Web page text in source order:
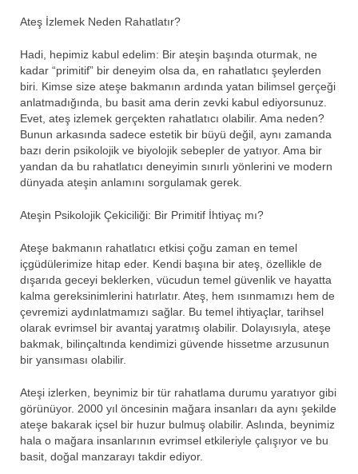
Ateş İzlemek Neden Rahatlatır?
Hadi, hepimiz kabul edelim: Bir ateşin başında oturmak, ne
kadar “primitif” bir deneyim olsa da, en rahatlatıcı şeylerden
biri. Kimse size ateşe bakmanın ardında yatan bilimsel gerçeği
anlatmadığında, bu basit ama derin zevki kabul ediyorsunuz.
Evet, ateş izlemek gerçekten rahatlatıcı olabilir. Ama neden?
Bunun arkasında sadece estetik bir büyü değil, aynı zamanda
bazı derin psikolojik ve biyolojik sebepler de yatıyor. Ama bir
yandan da bu rahatlatıcı deneyimin sınırlı yönlerini ve modern
dünyada ateşin anlamını sorgulamak gerek.
Ateşin Psikolojik Çekiciliği: Bir Primitif İhtiyaç mı?
Ateşe bakmanın rahatlatıcı etkisi çoğu zaman en temel
içgüdülerimize hitap eder. Kendi başına bir ateş, özellikle de
dışarıda geceyi beklerken, vücudun temel güvenlik ve hayatta
kalma gereksinimlerini hatırlatır. Ateş, hem ısınmamızı hem de
çevremizi aydınlatmamızı sağlar. Bu temel ihtiyaçlar, tarihsel
olarak evrimsel bir avantaj yaratmış olabilir. Dolayısıyla, ateşe
bakmak, bilinçaltında kendimizi güvende hissetme arzusunun
bir yansıması olabilir.
Ateşi izlerken, beynimiz bir tür rahatlama durumu yaratıyor gibi
görünüyor. 2000 yıl öncesinin mağara insanları da aynı şekilde
ateşe bakarak içsel bir huzur bulmuş olabilir. Aslında, beynimiz
hala o mağara insanlarının evrimsel etkileriyle çalışıyor ve bu
basit, doğal manzarayı takdir ediyor.